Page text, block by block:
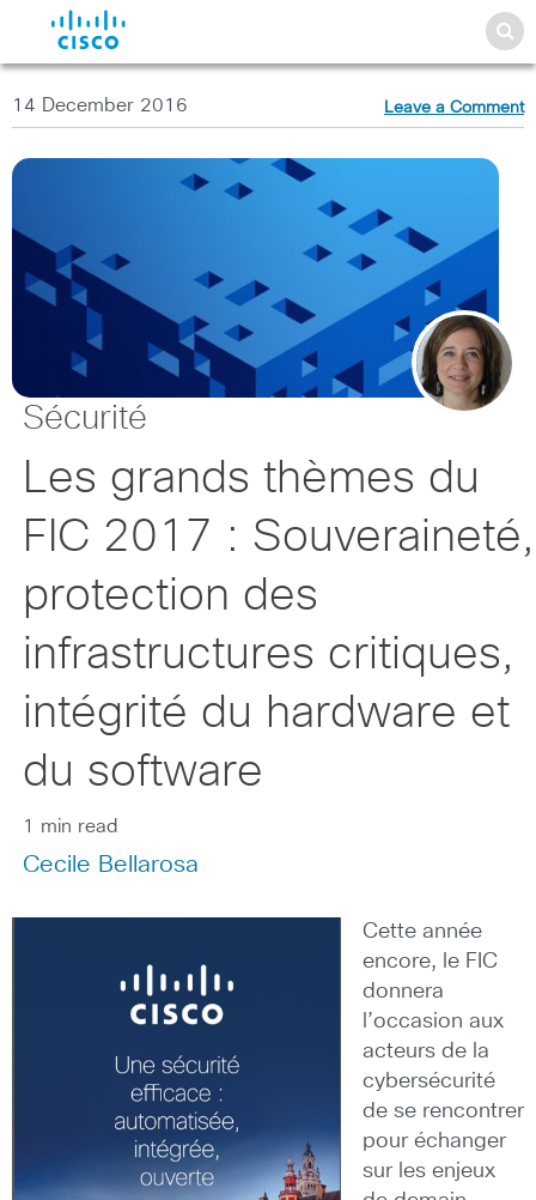
14 December 2016 Leave a Comment
Sécurité
Les grands thèmes du
FIC 2017 : Souveraineté,
protection des
infrastructures critiques,
intégrité du hardware et
du software
1 min read
Cecile Bellarosa
Cette année
encore, le FIC
donnera
l’occasion aux
acteurs de la
cybersécurité
de se rencontrer
pour échanger
sur les enjeux